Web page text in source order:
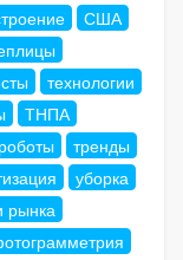
США
технологии
ТНПА
тренды
уборка
рынка